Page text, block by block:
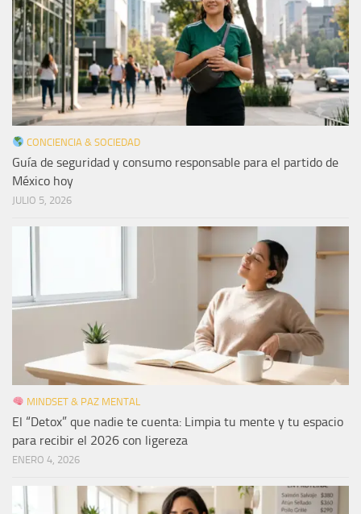
CONCIENCIA & SOCIEDAD
Guía de seguridad y consumo responsable para el partido de
México hoy
JULIO 5, 2026
MINDSET & PAZ MENTAL
El “Detox” que nadie te cuenta: Limpia tu mente y tu espacio
para recibir el 2026 con ligereza
ENERO 4, 2026